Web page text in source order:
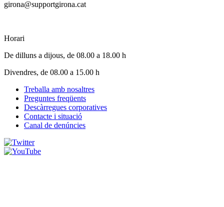
girona@supportgirona.cat
Horari
De dilluns a dijous, de 08.00 a 18.00 h
Divendres, de 08.00 a 15.00 h
Footer
menu
Treballa amb nosaltres
Preguntes freqüents
Descàrregues corporatives
Contacte i situació
Canal de denúncies